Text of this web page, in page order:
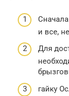
и все,
Для
гайку